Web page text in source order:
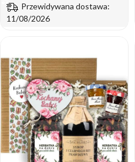
Przewidywana dostawa:
11/08/2026